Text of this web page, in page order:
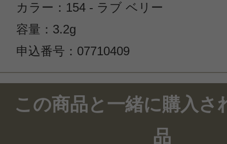
カラー：154 - ラブ ベリー
容量：3.2g
申込番号：07710409
この商品と一緒に購入さ
品